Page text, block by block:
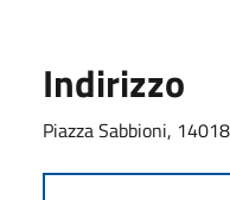
Indirizzo
Piazza Sabbioni,